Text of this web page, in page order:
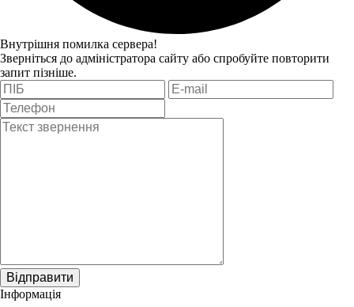
Внутрішня помилка сервера!
Зверніться до адміністратора сайту або спробуйте повторити
запит пізніше.
Відправити
Інформація